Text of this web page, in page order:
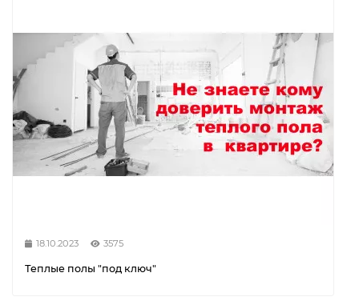
18.10.2023 3575
Теплые полы "под ключ"